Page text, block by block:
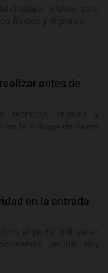
antes de
en la entrada